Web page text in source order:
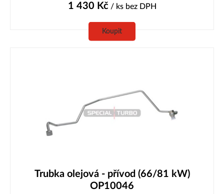
1 430 Kč/ ks bez DPH
Koupit
Trubka olejová - přívod (66/81 kW)
OP10046